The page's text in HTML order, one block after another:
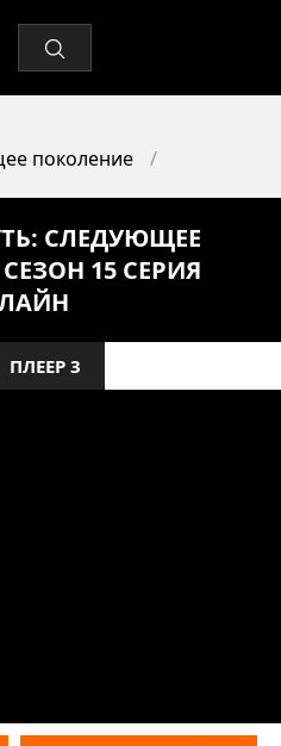
поколение
СЛЕДУЮЩЕЕ
15 СЕРИЯ
ПЛЕЕР 3